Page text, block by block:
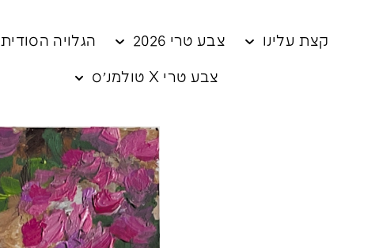
קצת עלינו צבע טרי 2026 הגלויה הסודית
צבע טרי X טולמנ׳ס